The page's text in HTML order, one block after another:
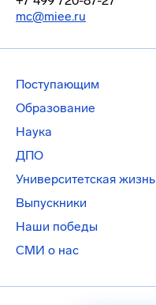
mc@miee.ru
Поступающим
Образование
Наука
ДПО
Университетская жизнь
Выпускники
Наши победы
СМИ о нас